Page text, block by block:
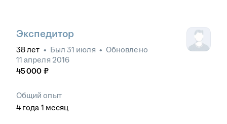
Экспедитор
38лет • Был 31 июля • Обновлено
11 апреля 2016
45 000 ₽
Общий опыт
4 года 1 месяц